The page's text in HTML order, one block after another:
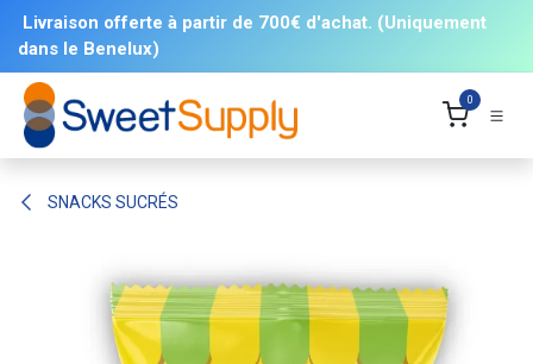
Livraison offerte à partir de 700€ d'achat. (Uniquement
dans le Benelux)
0
SNACKS SUCRÉS